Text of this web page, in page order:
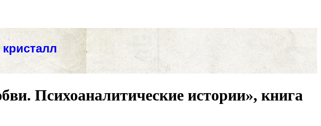
Психоаналитические истории», книга